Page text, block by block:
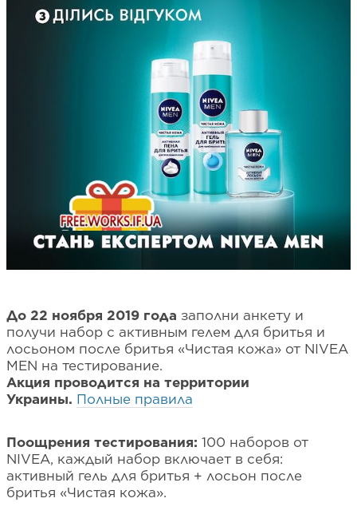
До 22 ноября 2019 года заполни анкету и
получи набор с активным гелем для бритья и
лосьоном после бритья «Чистая кожа» от NIVEA
MEN на тестирование.
Акция проводится на территории
Украины. Полные правила
Поощрения тестирования: 100 наборов от
NIVEA, каждый набор включает в себя:
активный гель для бритья + лосьон после
бритья «Чистая кожа».